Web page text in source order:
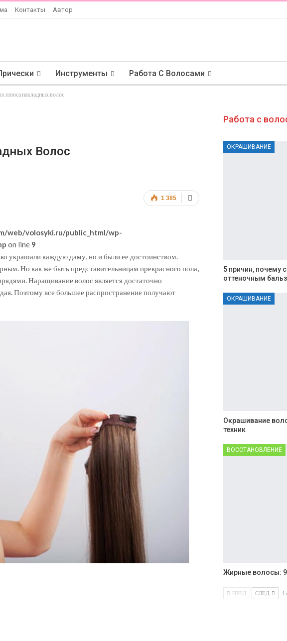
Контакты Автор
Инструменты Работа С Волосами
плюса накладных волос
Волос
1 385
web/volosyki.ru/public_html/wp-
on line 9
украшали каждую даму, но и были ее достоинством.
Но как же быть представительницам прекрасного пола,
Наращивание волос является достаточно
Поэтому все большее распространение получают
Работа с
ОКРАШИВАНИЕ
5 причин, почему
оттеночным
ОКРАШИВАНИЕ
Окрашивание
техник
ВОССТАНОВЛЕНИЕ
Жирные волосы: 9
ПРЕД СЛЕД 1